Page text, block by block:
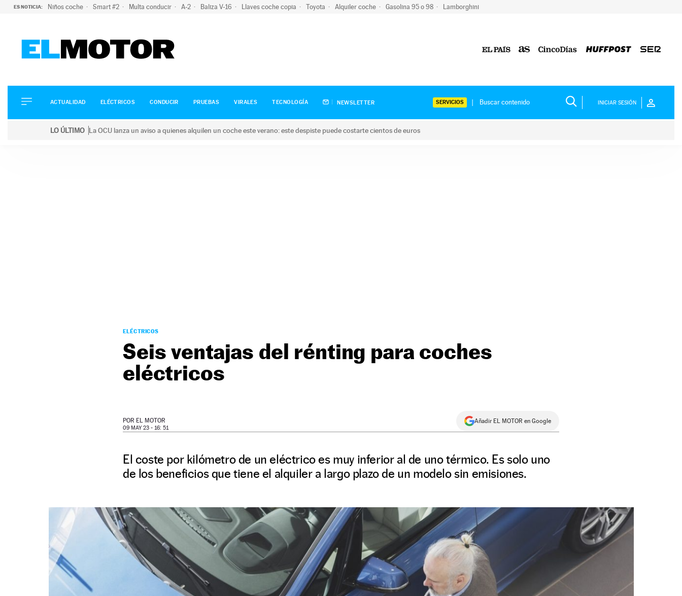
ES NOTICIA: Niños coche Smart #2 Multa conducir A-2 Baliza V-16 Llaves coche copia Toyota Alquiler coche Gasolina 95 o 98 Lamborghini
ELÉCTRICOS
CONDUCIR
ACTUALIDAD ELÉCTRICOS CONDUCIR PRUEBAS VIRALES TECNOLOGÍA NEWSLETTER SERVICIOS INICIAR SESIÓN
LO ÚLTIMO La OCU lanza un aviso a quienes alquilen un coche este verano: este despiste puede costarte cientos de euros
ELÉCTRICOS
Seis ventajas del rénting para coches
eléctricos
POR EL MOTOR
09 MAY 23 - 16: 51
Añadir EL MOTOR en Google
El coste por kilómetro de un eléctrico es muy inferior al de uno térmico. Es solo uno
de los beneficios que tiene el alquiler a largo plazo de un modelo sin emisiones.